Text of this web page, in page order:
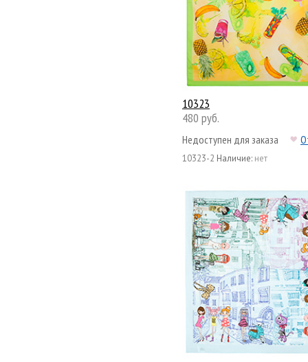
10323
480 руб.
Недоступен для заказа
10323-2 Наличие: нет